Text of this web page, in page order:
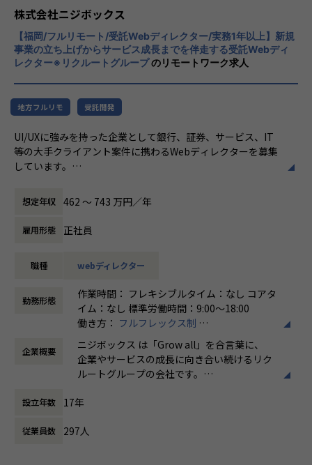
※適性を鑑みリクルートグループ案件、大手クライアント案
件、いずれにもアサインが発生する場合がございます
※一部UXデザイン業務(定性・定量分析など)が発生する場合
がございます
ニジボックスにはプロジェクトマネージャー、ディレクタ
ナー、フロントエンドエンジニア、サーバサイドエンジニア
など、各専門領域のメンバーが在籍しております。
そのため、ワンストップでクライアントに寄り添い続けられ
す。
入社後は研修や現場でのサポートに加え、共有会や勉強会を
通じてさらにスキルアップをしていくことができる体制が整
ナレッジ向上施策として、動画、書籍などの学習教材の購入
さらに、業界の牽引者をメンターとして招いた講習など、ト
レンドのキャッチアップを見据えた取り組みも行なっていま
★ニジボックスでのワークスタイルが分かる、ブログ記事も
ご参照ください
環境を感じていただけたら嬉しいです！
om/companies/nijibox/feed
とらえること。
期待を大きく超える新たな価値を共に創り出
すこと。皆さまがサービスの成長を志したと
きに、
真っ先にニジボックスを思い浮かべていただ
けることを目指しています。
株式会社ニジボックス
【福岡/フルリモート/受託Webディレクター/実務1年以上】新規
事業の立ち上げからサービス成長までを伴走する受託Webディ
レクター※リクルートグループのリモートワーク求人
地方フルリモ 受託開発
UI/UXに強みを持った企業として銀行、証券、サービス、IT
等の大手クライアント案件に携わるWebディレクターを募集
しています。
長までを伴走する中で、プロジェクトを開発面から支えてい
ただくポジションです。
業務内容
のWebディレクションをお任せいたします。
＜企画・要件定義フェーズ＞
-プロジェクトの目的、課題、KPIをふまえた要件定義(例サー
ビス利用者の利用頻度を上げることをKPIに持った企画責任
者と会議に参加)
- 企画責任者が立案した施策内容でKPIを達成できるのか？を
議論し、必要に応じて施策内容の再検討を提案
現が可能か？工数がどれほどかかるか？を確認
想定年収 462 〜 743 万円／年
雇用形態 正社員
職種 webディレクター
勤務形態
作業時間： フレキシブルタイム：なし コアタ
イム：なし 標準労働時間：9:00〜18:00
働き方： フルフレックス制
時間外労働の有無： 有（月平均5時間～10時
間）
休憩時間： 60分
企業概要
ニジボックス は「Grow all」を合言葉に、
企業やサービスの成長に向き合い続けるリク
ルートグループの会社です。
ングなどを通じて、お客様のビジネスに伴走
設立年数 17年
従業員数 297人